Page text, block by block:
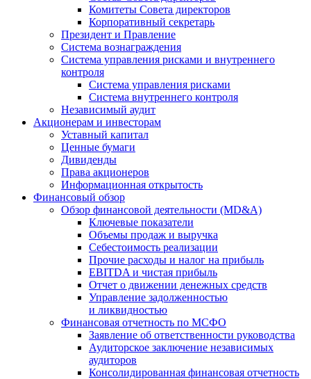
Комитеты Совета директоров
Корпоративный секретарь
Президент и Правление
Система вознаграждения
Система управления рисками и внутреннего
контроля
Система управления рисками
Система внутреннего контроля
Независимый аудит
Акционерам и инвесторам
Уставный капитал
Ценные бумаги
Дивиденды
Права акционеров
Информационная открытость
Финансовый обзор
Обзор финансовой деятельности (MD&A)
Ключевые показатели
Объемы продаж и выручка
Себестоимость реализации
Прочие расходы и налог на прибыль
EBITDA и чистая прибыль
Отчет о движении денежных средств
Управление задолженностью
и ликвидностью
Финансовая отчетность по МСФО
Заявление об ответственности руководства
Аудиторское заключение независимых
аудиторов
Консолидированная финансовая отчетность